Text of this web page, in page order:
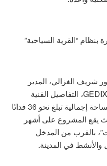
“القرية السياحية”
الغزالي، المدير
التنفيذي لشركة GEDIX Developments، التفاصيل الفنية
للمشروع، موضحًا أنه يُقام على مساحة إجمالية تبلغ نحو 36 فدانًا
يقع المشروع على أشهر
بالقرب من المدخل
والأنشط في المدينة.